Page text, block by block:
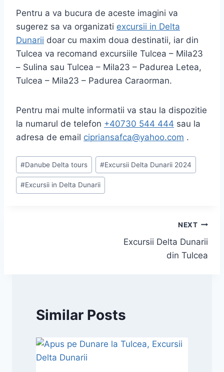
Pentru a va bucura de aceste imagini va
sugerez sa va organizati excursii in Delta
Dunarii doar cu maxim doua destinatii, iar din
Tulcea va recomand excursiile Tulcea – Mila23
– Sulina sau Tulcea – Mila23 – Padurea Letea,
Tulcea – Mila23 – Padurea Caraorman.
Pentru mai multe informatii va stau la dispozitie
la numarul de telefon +40730 544 444 sau la
adresa de email cipriansafca@yahoo.com .
Post
Tags:
#Danube Delta tours #Excursii Delta Dunarii 2024
#Excursii in Delta Dunarii
NEXT
Excursii Delta Dunarii
din Tulcea
Similar Posts